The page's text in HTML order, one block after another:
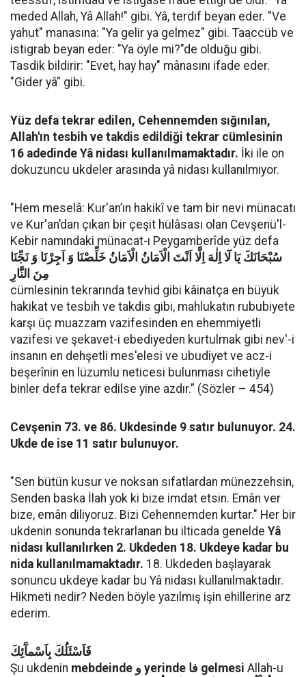
meded Allah, Yâ Allah!" gibi. Yâ, terdif beyan eder. "Ve
yahut" manasına: "Ya gelir ya gelmez" gibi. Taaccüb ve
istigrab beyan eder: "Ya öyle mi?"de olduğu gibi.
Tasdik bildirir: "Evet, hay hay" mânasını ifade eder.
"Gider yâ" gibi.
Yüz defa tekrar edilen, Cehennemden sığınılan,
Allah'ın tesbih ve takdis edildiği tekrar cümlesinin
16 adedinde Yâ nidası kullanılmamaktadır. İki ile on
dokuzuncu ukdeler arasında yâ nidası kullanılmıyor.
"Hem meselâ: Kur'an’ın hakikî ve tam bir nevi münacatı
ve Kur'an’dan çıkan bir çeşit hülâsası olan Cevşenü'l-
Kebir namındaki münacat-ı Peygamberîde yüz defa
سُبْحَانَكَ يَا لَٓا اِلٰهَ اِلَّا اَنْتَ الْاَمَانُ الْاَمَانُ خَلِّصْنَا وَ اَجِرْنَا وَ نَجِّنَا
مِنَ النَّارِ
cümlesinin tekrarında tevhid gibi kâinatça en büyük
hakikat ve tesbih ve takdis gibi, mahlukatın rububiyete
karşı üç muazzam vazifesinden en ehemmiyetli
vazifesi ve şekavet-i ebediyeden kurtulmak gibi nev'-i
insanın en dehşetli mes'elesi ve ubudiyet ve acz-i
beşerînin en lüzumlu neticesi bulunması cihetiyle
binler defa tekrar edilse yine azdır.” (Sözler – 454)
Cevşenin 73. ve 86. Ukdesinde 9 satır bulunuyor. 24.
Ukde de ise 11 satır bulunuyor.
"Sen bütün kusur ve noksan sıfatlardan münezzehsin,
Senden baska İlah yok ki bize imdat etsin. Emân ver
bize, emân diliyoruz. Bizi Cehennemden kurtar." Her bir
ukdenin sonunda tekrarlanan bu ilticada genelde Yâ
nidası kullanılırken 2. Ukdeden 18. Ukdeye kadar bu
nida kullanılmamaktadır. 18. Ukdeden başlayarak
sonuncu ukdeye kadar bu Yâ nidası kullanılmaktadır.
Hikmeti nedir? Neden böyle yazılmış işin ehillerine arz
ederim.
فَاَسْئَلُكَ بِاَسْمآَئِكَ
Şu ukdenin
mebdeinde و yerinde فا gelmesi Allah-u